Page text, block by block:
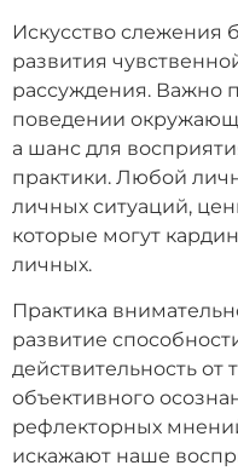
Искусство слежения
развития
рассуждения. Важно
поведении
а шанс для
практики. Любой
личных ситуаций,
которые могут
личных.
Практика
развитие
действительность от
объективного
рефлекторных
искажают наше